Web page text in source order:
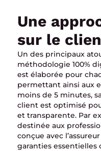
Une
sur le
Un des principaux
méthodologie 100%
est élaborée pour
permettant ainsi aux
moins de 5 minutes,
client est optimisé
et transparente. Par
destinée aux
conçue avec
garanties essentielles